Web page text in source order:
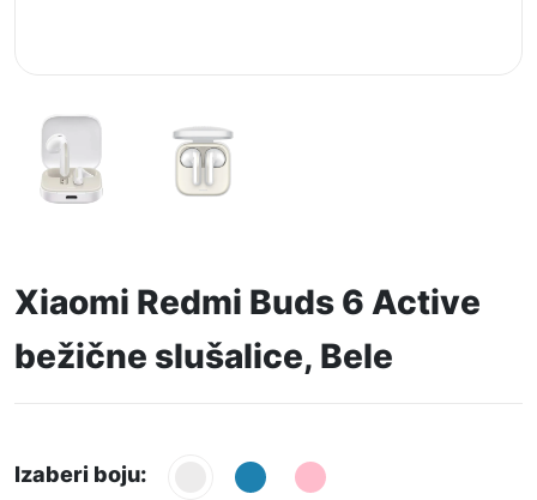
Xiaomi Redmi Buds 6 Active
bežične slušalice, Bele
Izaberi boju: